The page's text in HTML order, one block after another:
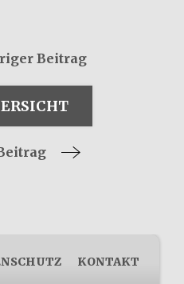
Beitrag
KONTAKT